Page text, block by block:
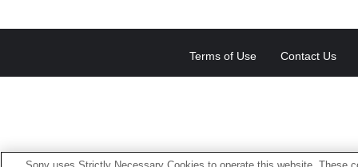
Terms of Use Contact Us